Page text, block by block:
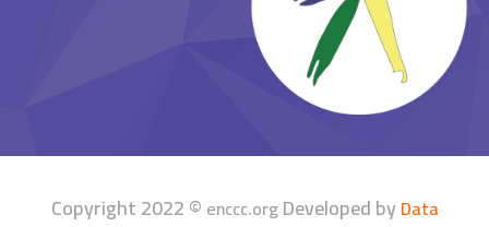
Copyright 2022 ©enccc.orgDeveloped byData